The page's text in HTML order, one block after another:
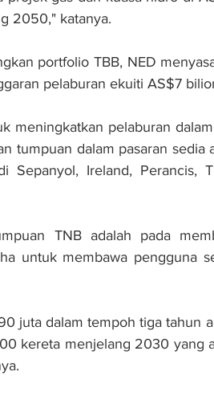
2050," katanya.
portfolio TBB, NED
pelaburan ekuiti AS$7
meningkatkan pelaburan
tumpuan dalam pasaran sedia
Sepanyol, Ireland, Perancis,
TNB adalah pada
untuk membawa pengguna
juta dalam tempoh tiga tahun
kereta menjelang 2030 yang